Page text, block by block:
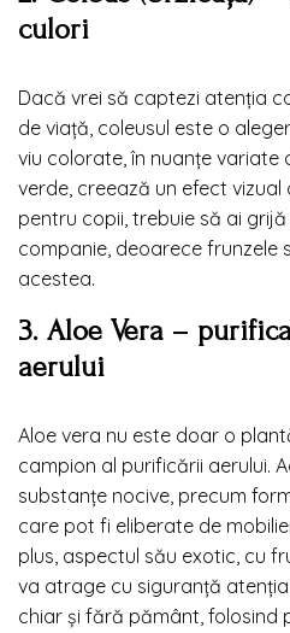
culori
Dacă vrei să captezi atenția
de viață, coleusul este o
viu colorate, în nuanțe variate
verde, creează un efect vizual
pentru copii, trebuie să ai
companie, deoarece frunzele
acestea.
3. Aloe Vera –
aerului
Aloe vera nu este doar o
campion al purificării aerului.
substanțe nocive, precum
care pot fi eliberate de
plus, aspectul său exotic, cu
va atrage cu siguranță
chiar și fără pământ, folosind